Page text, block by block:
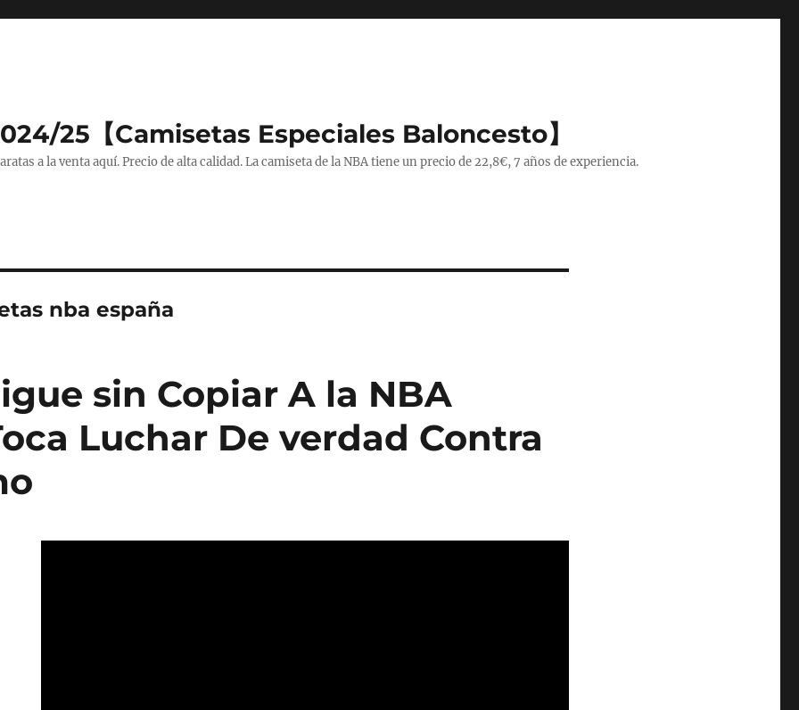
25【Camisetas Especiales Baloncesto】
a la venta aquí. Precio de alta calidad. La camiseta de la NBA tiene un precio de 22,8€, 7 años de experiencia.
nba españa
sin Copiar A la NBA
Luchar De verdad Contra